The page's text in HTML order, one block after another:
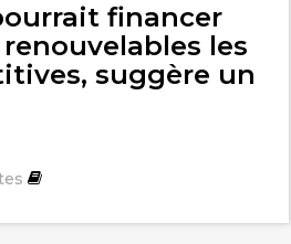
financer
les
suggère un